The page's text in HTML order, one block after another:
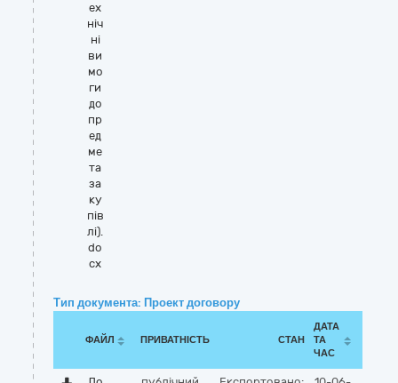
ех
ніч
ні
ви
мо
ги
до
пр
ед
ме
та
за
ку
пів
лі).
do
cx
Тип документа: Проект договору
ФАЙЛ ПРИВАТНІСТЬ СТАН
ДАТА
ТА
ЧАС